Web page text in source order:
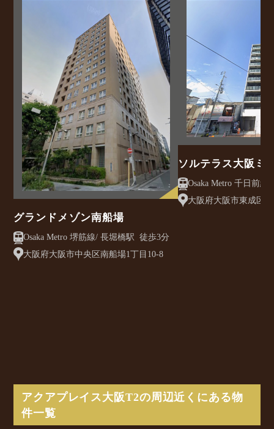
グランドメゾン南船場
Osaka Metro 堺筋線/ 長堀橋駅 徒歩3分
大阪府大阪市中央区南船場1丁目10-8
ソルテラス大阪ミ
クレアスト
大阪府大阪市東成区
アクアプレイス大阪T2の周辺近くにある物
件一覧